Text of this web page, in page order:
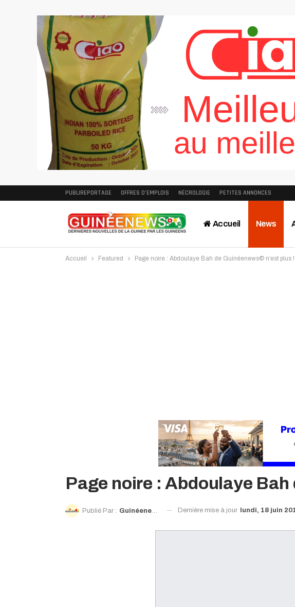
PUBLIREPORTAGE OFFRES D’EMPLOIS NÉCROLOGIE PETITES ANNONCES
Accueil News
Accueil Featured Page noire : Abdoulaye Bah de Guinéenews© n’est plus !
Page noire : Abdoulaye Bah
Publié Par : Guinéenews© Dernière mise à jour lundi, 18 juin